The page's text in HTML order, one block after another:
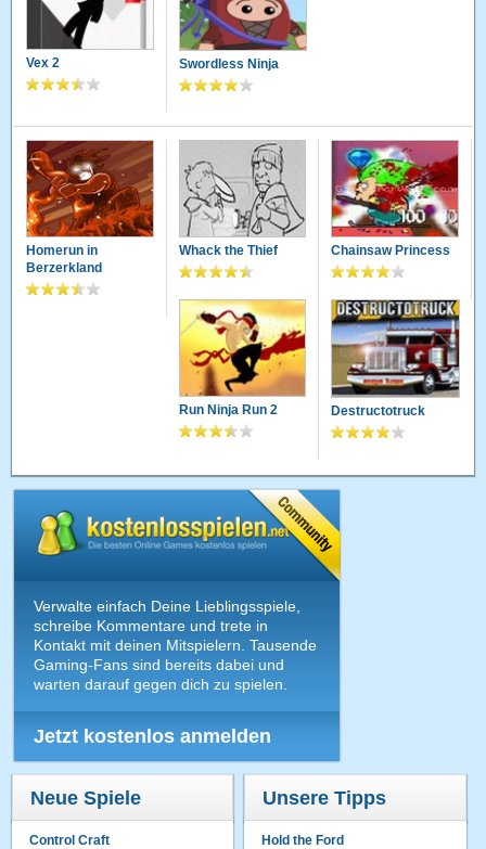
Vex 2 Swordless Ninja
Homerun in
Berzerkland
Whack the Thief Chainsaw Princess
Run Ninja Run 2 Destructotruck
Verwalte einfach Deine Lieblingsspiele,
schreibe Kommentare und trete in
Kontakt mit deinen Mitspielern. Tausende
Gaming-Fans sind bereits dabei und
warten darauf gegen dich zu spielen.
Jetzt kostenlos anmelden
Neue Spiele
Control Craft
Unsere Tipps
Hold the Ford